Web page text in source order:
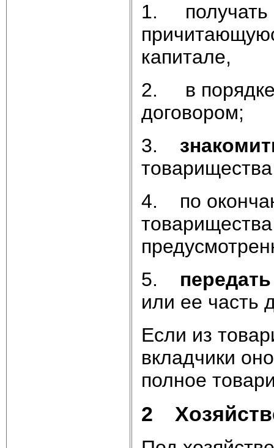
1. получать
капитале,
2. в
договором;
3.
4. по
5. передать
или ее часть
Если из
вкладчики
полное
2